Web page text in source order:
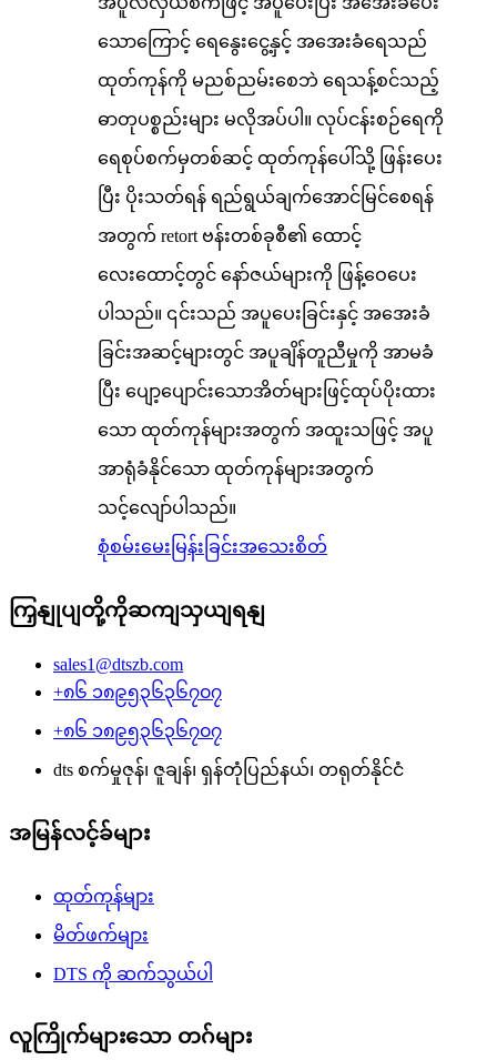
သောကြောင့် ရေနွေးငွေ့နှင့် အအေးခံရေသည်
ထုတ်ကုန်ကို မညစ်ညမ်းစေဘဲ ရေသန့်စင်သည့်
ဓာတုပစ္စည်းများ မလိုအပ်ပါ။ လုပ်ငန်းစဉ်ရေကို
ရေစုပ်စက်မှတစ်ဆင့် ထုတ်ကုန်ပေါ်သို့ ဖြန်းပေး
ပြီး ပိုးသတ်ရန် ရည်ရွယ်ချက်အောင်မြင်စေရန်
အတွက် retort ဗန်းတစ်ခုစီ၏ ထောင့်
လေးထောင့်တွင် နော်ဇယ်များကို ဖြန့်ဝေပေး
ပါသည်။ ၎င်းသည် အပူပေးခြင်းနှင့် အအေးခံ
ခြင်းအဆင့်များတွင် အပူချိန်တူညီမှုကို အာမခံ
ပြီး ပျော့ပျောင်းသောအိတ်များဖြင့်ထုပ်ပိုးထား
သော ထုတ်ကုန်များအတွက် အထူးသဖြင့် အပူ
အာရုံခံနိုင်သော ထုတ်ကုန်များအတွက်
သင့်လျော်ပါသည်။
စုံစမ်းမေးမြန်းခြင်းအသေးစိတ်
ကြှနျုပျတို့ကိုဆကျသှယျရနျ
sales1@dtszb.com
+၈၆ ၁၈၉၅၃၆၃၆၇၀၇
+၈၆ ၁၈၉၅၃၆၃၆၇၀၇
dts စက်မှုဇုန်၊ ဇူချန်၊ ရှန်တုံပြည်နယ်၊ တရုတ်နိုင်ငံ
အမြန်လင့်ခ်များ
ထုတ်ကုန်များ
မိတ်ဖက်များ
DTS ကို ဆက်သွယ်ပါ
လူကြိုက်များသော တဂ်များ